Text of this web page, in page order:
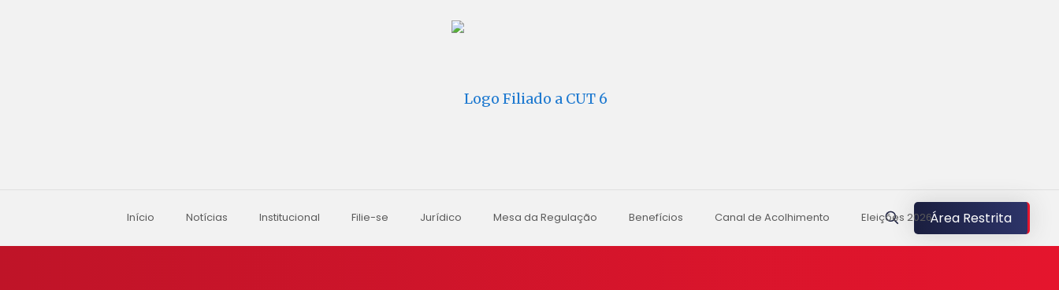
Início Notícias Institucional Filie-se Jurídico Mesa da Regulação Benefícios Canal de Acolhimento Eleições 2026Área Restrita